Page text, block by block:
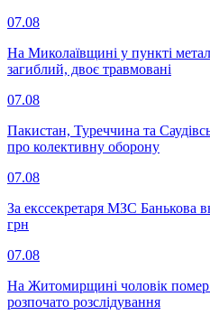
07.08
На Миколаївщині у пункті
загиблий, двоє травмовані
07.08
Пакистан, Туреччина та
про колективну оборону
07.08
За екссекретаря МЗС Банькова
грн
07.08
На Житомирщині чоловік помер
розпочато розслідування